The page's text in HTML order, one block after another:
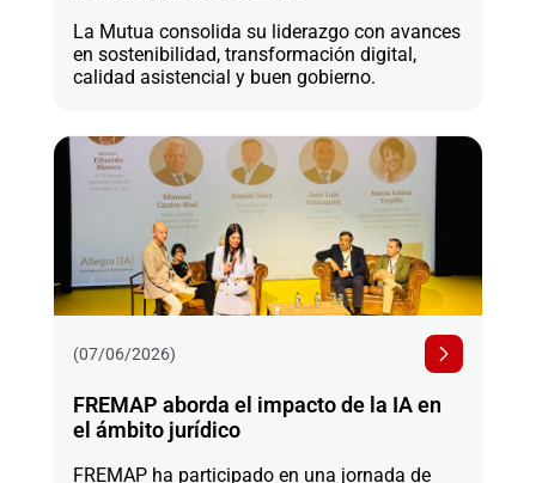
La Mutua consolida su liderazgo con avances
en sostenibilidad, transformación digital,
calidad asistencial y buen gobierno.
(07/06/2026)
FREMAP aborda el impacto de la IA en
el ámbito jurídico
FREMAP ha participado en una jornada de